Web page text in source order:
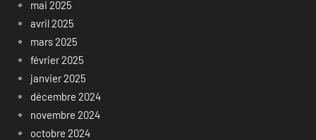
mai 2025
avril 2025
mars 2025
février 2025
janvier 2025
décembre 2024
novembre 2024
octobre 2024